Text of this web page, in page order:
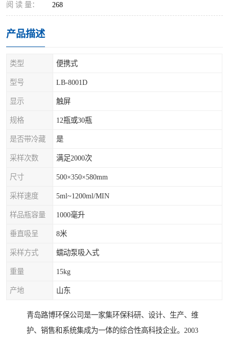
阅 读 量： 268
产品描述
类型 便携式
型号 LB-8001D
显示 触屏
规格 12瓶或30瓶
是否带冷藏 是
采样次数 满足2000次
尺寸 500×350×580mm
采样速度 5ml~1200ml/MIN
样品瓶容量 1000毫升
垂直吸呈 8米
采样方式 蠕动泵吸入式
重量 15kg
产地 山东
青岛路博环保公司是一家集环保科研、设计、生产、维
护、销售和系统集成为一体的综合性高科技企业。2003